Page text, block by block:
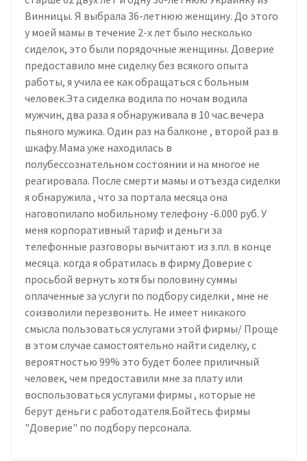
Винницы. Я выбрала 36-летнюю женщину. До этого
у моей мамы в течение 2-х лет было несколько
сиделок, это были порядочные женщины. Доверие
предоставило мне сиделку без всякого опыта
работы, я учила ее как обращаться с больным
человек.Эта сиделка водила по ночам водила
мужчин, два раза я обнаруживала в 10 час.вечера
пьяного мужика. Один раз на балконе , второй раз в
шкафу.Мама уже находилась в
полубессознательном состоянии и на многое не
реагировала. После смерти мамы и отъезда сиделки
я обнаружила , что за портала месяца она
наговопилапо мобильному телефону -6.000 руб. У
меня корпоративный тариф и деньги за
телефонные разговоры вычитают из з.пл. в конце
месяца. когда я обратилась в фирму Доверие с
просьбой вернуть хотя бы половину суммы
оплаченные за услуги по подбору сиделки , мне не
соизволили перезвонить. Не имеет никакого
смысла пользоваться услугами этой фирмы/ Проще
в этом случае самостоятельно найти сиделку, с
вероятностью 99% это будет более приличный
человек, чем предоставили мне за плату или
воспользоваться услугами фирмы , которые не
берут деньги с работодателя.Бойтесь фирмы
"Доверие" по подбору персонала.